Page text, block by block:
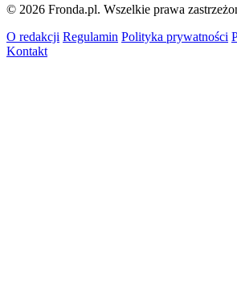
© 2026 Fronda.pl. Wszelkie prawa
O redakcji Regulamin Polityka prywatności
Kontakt